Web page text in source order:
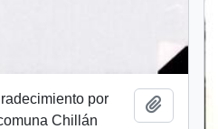
por
Chillán